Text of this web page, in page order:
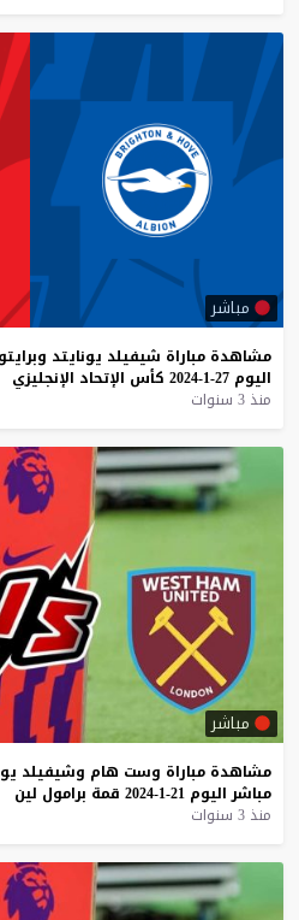
مباشر
مشاهدة مباراة شيفيلد يونايتد
اليوم 27-1-2024 كأس الإتحاد الإنجليزي
منذ 3 سنوات
مباشر
مشاهدة مباراة وست هام وشيفيلد
مباشر اليوم 21-1-2024 قمة برامول لين
منذ 3 سنوات